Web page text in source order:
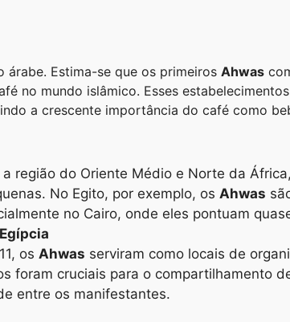
árabe. Estima-se que os primeiros Ahwas
no mundo islâmico. Esses
a crescente importância do café como
região do Oriente Médio e Norte da
No Egito, por exemplo, os Ahwas
no Cairo, onde eles pontuam
os Ahwas serviram como locais de
foram cruciais para o compartilhamento
entre os manifestantes.